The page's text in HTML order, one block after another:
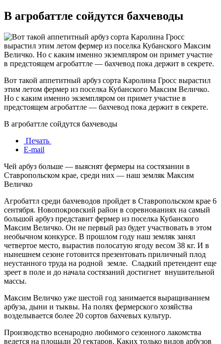
В агробаттле сойдутся бахчеводы
Вот такой аппетитный арбуз сорта Каролина Гросс вырастил
этим летом фермер из поселка Кубанского Максим Величко.
Но с каким именно экземпляром он примет участие в
предстоящем агробаттле — бахчевод пока держит в секрете.
В агробаттле сойдутся бахчеводы
Печать
E-mail
Чей арбуз больше — выяснят фермеры на состязании в
Ставропольском крае, среди них — наш земляк Максим
Величко
Агробаттл среди бахчеводов пройдет в Ставропольском крае 6
сентября. Новопокровский район в соревнованиях на самый
большой арбуз представит фермер из поселка Кубанского
Максим Величко. Он не первый раз будет участвовать в этом
необычном конкурсе. В прошлом году наш земляк занял
четвертое место, вырастив полосатую ягоду весом 38 кг. И в
нынешнем сезоне готовится презентовать приличный плод
неустанного труда на родной земле. Сладкий претендент еще
зреет в поле и до начала состязаний достигнет внушительной
массы.
Максим Величко уже шестой год занимается выращиванием
арбуза, дыни и тыквы. На полях фермерского хозяйства
возделывается более 20 сортов бахчевых культур.
Производство всенародно любимого сезонного лакомства
ведется на площади 20 гектаров. Каких только видов арбузов